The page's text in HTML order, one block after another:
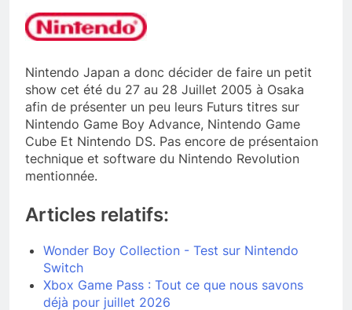
Nintendo Japan a donc décider de faire un petit
show cet été du 27 au 28 Juillet 2005 à Osaka
afin de présenter un peu leurs Futurs titres sur
Nintendo Game Boy Advance, Nintendo Game
Cube Et Nintendo DS. Pas encore de présentaion
technique et software du Nintendo Revolution
mentionnée.
Articles relatifs:
Wonder Boy Collection - Test sur Nintendo
Switch
Xbox Game Pass : Tout ce que nous savons
déjà pour juillet 2026